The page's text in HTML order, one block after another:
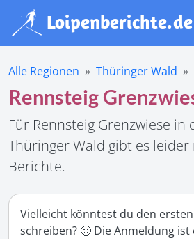
Alle Regionen Thüringer Wald
Rennsteig
Für Rennsteig Grenzwiese in
Thüringer Wald gibt es leider
Berichte.
Vielleicht könntest du den
schreiben? 🙂 Die Anmeldung